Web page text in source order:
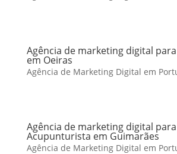
Agência de marketing digital
em Oeiras
Agência de Marketing Digital em
Agência de marketing digital para
Acupunturista em Guimarães
Agência de Marketing Digital em